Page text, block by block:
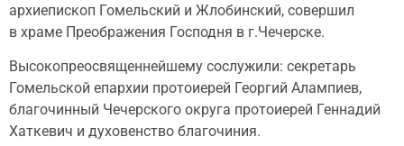
архиепископ Гомельский и Жлобинский, совершил
в храме Преображения Господня в г.Чечерске.
Высокопреосвященнейшему сослужили: секретарь
Гомельской епархии протоиерей Георгий Алампиев,
благочинный Чечерского округа протоиерей Геннадий
Хаткевич и духовенство благочиния.